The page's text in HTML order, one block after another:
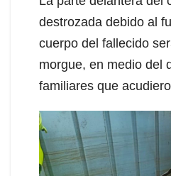
destrozada debido al
cuerpo del fallecido
morgue, en medio del
familiares que